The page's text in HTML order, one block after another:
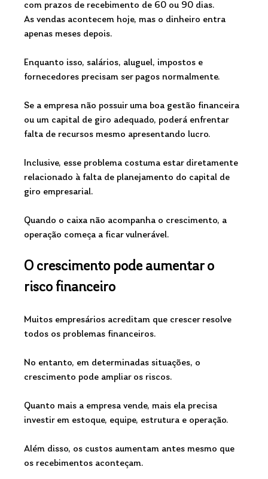
com prazos de recebimento de 60 ou 90 dias.
As vendas acontecem hoje, mas o dinheiro entra
apenas meses depois.
Enquanto isso, salários, aluguel, impostos e
fornecedores precisam ser pagos normalmente.
Se a empresa não possuir uma boa gestão financeira
ou um capital de giro adequado, poderá enfrentar
falta de recursos mesmo apresentando lucro.
Inclusive, esse problema costuma estar diretamente
relacionado à falta de planejamento do capital de
giro empresarial.
Quando o caixa não acompanha o crescimento, a
operação começa a ficar vulnerável.
O crescimento pode aumentar o
risco financeiro
Muitos empresários acreditam que crescer resolve
todos os problemas financeiros.
No entanto, em determinadas situações, o
crescimento pode ampliar os riscos.
Quanto mais a empresa vende, mais ela precisa
investir em estoque, equipe, estrutura e operação.
Além disso, os custos aumentam antes mesmo que
os recebimentos aconteçam.